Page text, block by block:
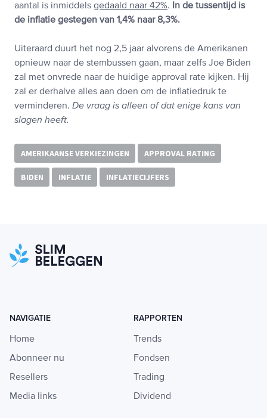
aantal is inmiddels gedaald naar 42%.
In de tussentijd is
de inflatie gestegen van 1,4% naar 8,3%.
Uiteraard duurt het nog 2,5 jaar alvorens de Amerikanen
opnieuw naar de stembussen gaan, maar zelfs Joe Biden
zal met onvrede naar de huidige approval rate kijken. Hij
zal er derhalve alles aan doen om de inflatiedruk te
verminderen. De vraag is alleen of dat enige kans van
slagen heeft.
AMERIKAANSE VERKIEZINGEN APPROVAL RATING
BIDEN INFLATIE INFLATIECIJFERS
NAVIGATIE
Home
Abonneer nu
Resellers
Media links
RAPPORTEN
Trends
Fondsen
Trading
Dividend